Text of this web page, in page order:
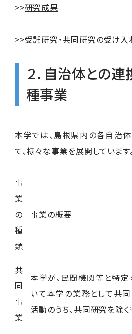
>>研究成果
>>受託研究・共同研究の受け入
２．自治体との
種事業
本学では、島根県内の各自治
て、様々な事業を展開しています。
事
業
の
種
類
事業の概要
共
同
事
業
本学が、民間機関等と特
いて本学の業務として共
活動のうち、共同研究を除く